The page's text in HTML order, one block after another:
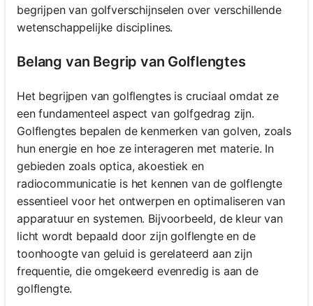
begrijpen van golfverschijnselen over verschillende
wetenschappelijke disciplines.
Belang van Begrip van Golflengtes
Het begrijpen van golflengtes is cruciaal omdat ze
een fundamenteel aspect van golfgedrag zijn.
Golflengtes bepalen de kenmerken van golven, zoals
hun energie en hoe ze interageren met materie. In
gebieden zoals optica, akoestiek en
radiocommunicatie is het kennen van de golflengte
essentieel voor het ontwerpen en optimaliseren van
apparatuur en systemen. Bijvoorbeeld, de kleur van
licht wordt bepaald door zijn golflengte en de
toonhoogte van geluid is gerelateerd aan zijn
frequentie, die omgekeerd evenredig is aan de
golflengte.